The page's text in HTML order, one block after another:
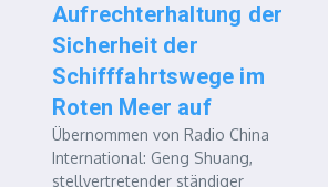
Aufrechterhaltung der
Sicherheit der
Schifffahrtswege im
Roten Meer auf
Übernommen von Radio China
International: Geng Shuang,
stellvertretender ständiger